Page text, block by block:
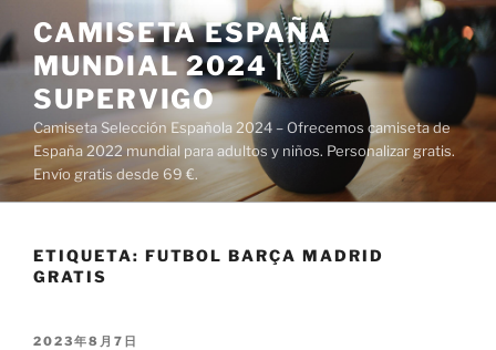
al
contenido
CAMISETA ESPAÑA
MUNDIAL 2024 |
SUPERVIGO
Camiseta Selección Española 2024 – Ofrecemos camiseta de
España 2022 mundial para adultos y niños. Personalizar gratis.
Envío gratis desde 69 €.
ETIQUETA: FUTBOL BARÇA MADRID
GRATIS
PUBLICADO
2023年8月7日